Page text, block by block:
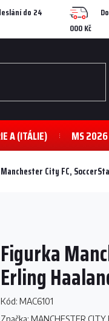
do 24
000 Kč
A (ITÁLIE) MS 2026
City FC,
Figurka
Erling
Kód: MAC6101